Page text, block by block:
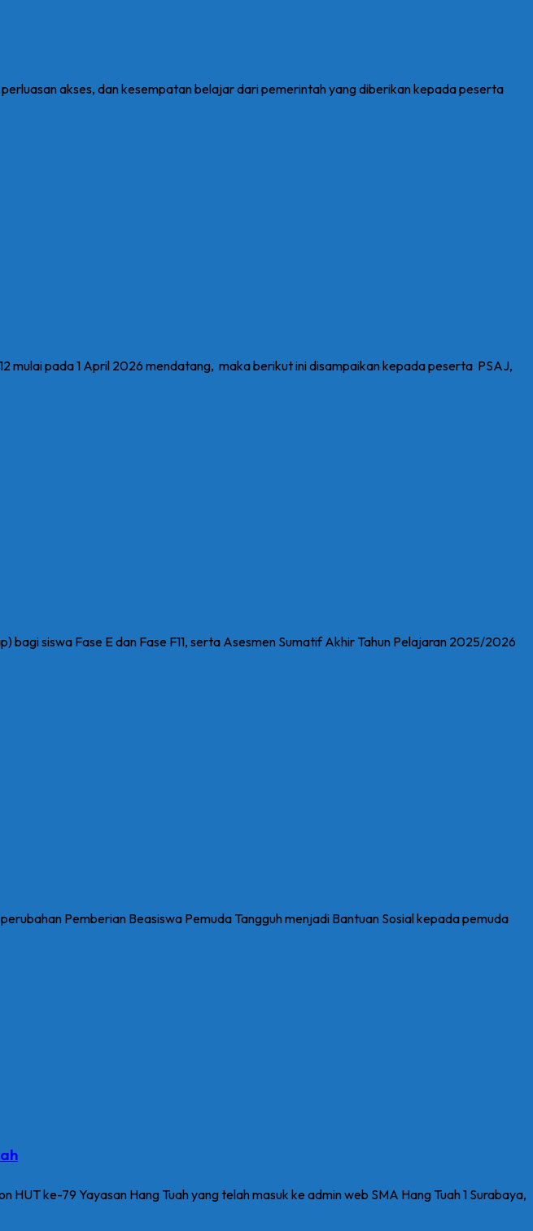
akses, dan kesempatan belajar dari pemerintah yang diberikan kepada peserta
mulai pada 1 April 2026 mendatang, maka berikut ini disampaikan kepada peserta PSAJ,
bagi siswa Fase E dan Fase F11, serta Asesmen Sumatif Akhir Tahun Pelajaran 2025/2026
Pemberian Beasiswa Pemuda Tangguh menjadi Bantuan Sosial kepada pemuda
ke-79 Yayasan Hang Tuah yang telah masuk ke admin web SMA Hang Tuah 1 Surabaya,